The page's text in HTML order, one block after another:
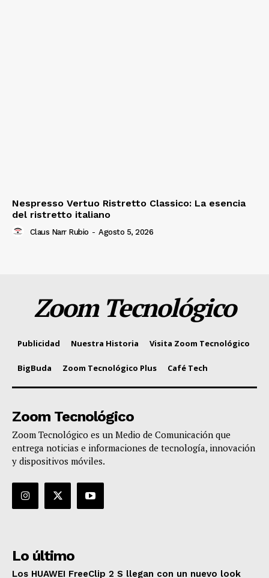
Nespresso Vertuo Ristretto Classico: La esencia
del ristretto italiano
Claus Narr Rubio - Agosto 5, 2026
Zoom Tecnológico
Publicidad Nuestra Historia Visita Zoom Tecnológico
BigBuda Zoom Tecnológico Plus Café Tech
Zoom Tecnológico
Zoom Tecnológico es un Medio de Comunicación que
entrega noticias e informaciones de tecnología, innovación
y dispositivos móviles.
Lo último
Los HUAWEI FreeClip 2 S llegan con un nuevo look